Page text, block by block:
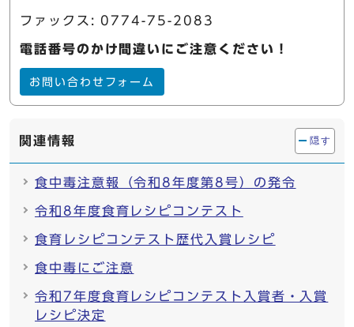
ファックス: 0774-75-2083
電話番号のかけ間違いにご注意ください！
お問い合わせフォーム
関連情報 隠す
食中毒注意報（令和8年度第8号）の発令
令和8年度食育レシピコンテスト
食育レシピコンテスト歴代入賞レシピ
食中毒にご注意
令和7年度食育レシピコンテスト入賞者・入賞
レシピ決定